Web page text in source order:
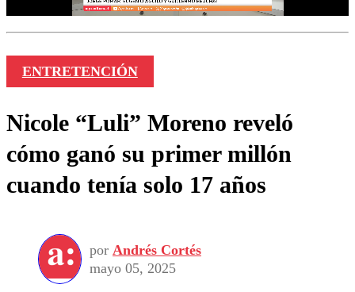
ENTRETENCIÓN
Nicole “Luli” Moreno reveló
cómo ganó su primer millón
cuando tenía solo 17 años
por Andrés Cortés
mayo 05, 2025